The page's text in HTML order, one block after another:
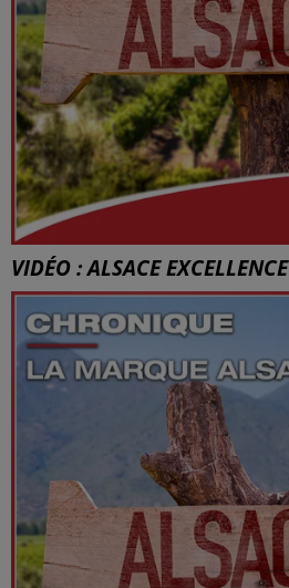
VIDÉO : ALSACE EXCELLENCE